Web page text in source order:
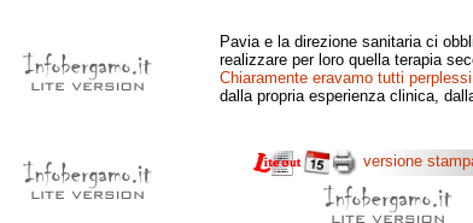
Pavia e la direzione sanitaria ci
realizzare per loro quella terapia
Chiaramente eravamo tutti perplessi
dalla propria esperienza clinica,
versione